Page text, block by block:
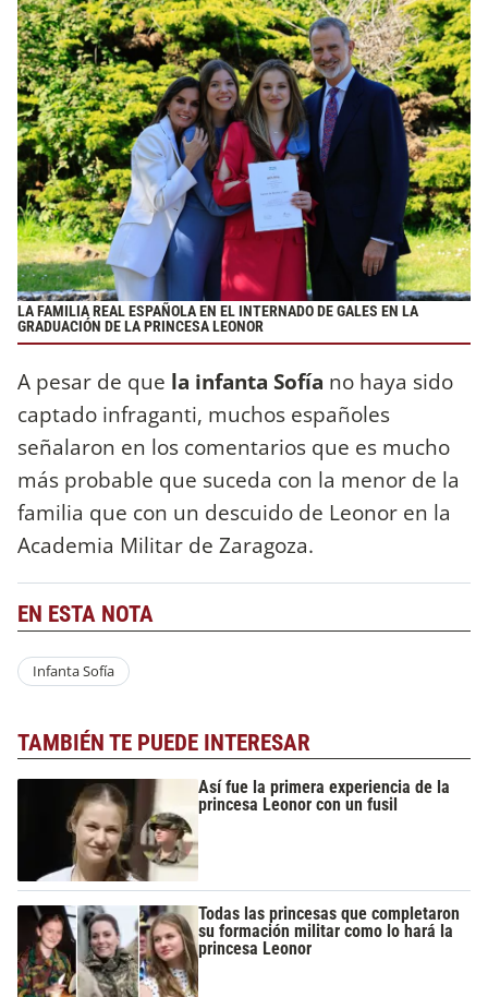
LA FAMILIA REAL ESPAÑOLA EN EL INTERNADO DE GALES EN LA
GRADUACIÓN DE LA PRINCESA LEONOR
A pesar de que la infanta Sofía no haya sido
captado infraganti, muchos españoles
señalaron en los comentarios que es mucho
más probable que suceda con la menor de la
familia que con un descuido de Leonor en la
Academia Militar de Zaragoza.
EN ESTA NOTA
Infanta Sofía
TAMBIÉN TE PUEDE INTERESAR
Así fue la primera experiencia de la
princesa Leonor con un fusil
Todas las princesas que completaron
su formación militar como lo hará la
princesa Leonor